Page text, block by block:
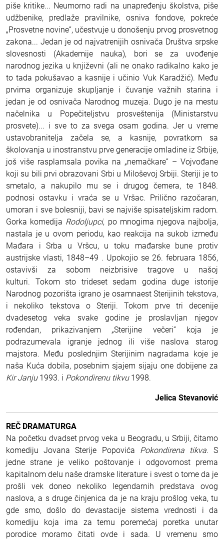
piše kritike... Neumorno radi na unapređenju školstva, piše
udžbenike, predlaže pravilnike, osniva fondove, pokreće
„Prosvetne novine”, učestvuje u donošenju prvog prosvetnog
zakona... Jedan je od najvatrenijih osnivača Društva srpske
slovesnosti (Akademije nauka), bori se za uvođenje
narodnog jezika u književni (ali ne onako radikalno kako je
to tada pokušavao a kasnije i učinio Vuk Karadžić). Među
prvima organizuje skupljanje i čuvanje važnih starina i
jedan je od osnivača Narodnog muzeja. Dugo je na mestu
načelnika u Popečiteljstvu prosveštenija (Ministarstvu
prosvete)... i sve to za svega osam godina. Jer u vreme
ustavobranitelja začela se, a kasnije, povratkom sa
školovanja u inostranstvu prve generacije omladine iz Srbije,
još više rasplamsala povika na „nemačkare” – Vojvođane
koji su bili prvi obrazovani Srbi u Miloševoj Srbiji. Steriji je to
smetalo, a nakupilo mu se i drugog čemera, te 1848.
podnosi ostavku i vraća se u Vršac. Prilično razočaran,
umoran i sve bolesniji, bavi se najviše spisateljskim radom.
Gorka komedija Rodoljupci, po mnogima njegova najbolja,
nastala je u ovom periodu, kao reakcija na sukob između
Mađara i Srba u Vršcu, u toku mađarske bune protiv
austrijske vlasti, 1848–49 . Upokojio se 26. februara 1856,
ostavivši za sobom neizbrisive tragove u našoj
kulturi. Tokom sto trideset sedam godina duge istorije
Narodnog pozorišta igrano je osamnaest Sterijinih tekstova,
i nekoliko tekstova o Steriji. Tokom prve tri decenije
dvadesetog veka svake godine je proslavljan njegov
rođendan, prikazivanjem „Sterijine večeri” koja je
podrazumevala igranje jednog ili više naslova starog
majstora. Među poslednjim Sterijinim nagradama koje je
naša Kuća dobila, posebnim sjajem sijaju one dobijene za
Kir Janju1993. i Pokondirenu tikvu1998.
Jelica Stevanović
REČ DRAMATURGA
Na početku dvadset prvog veka u Beogradu, u Srbiji, čitamo
komediju Jovana Sterije Popovića Pokondirena tikva. S
jedne strane je veliko poštovanje i odgovornost prema
kapitalnom delu naše dramske literature i svest o tome da je
prošli vek doneo nekoliko legendarnih predstava ovog
naslova, a s druge činjenica da je na kraju prošlog veka, tu
gde smo, došlo do devastacije sistema vrednosti i da
komediju koja ima za temu poremećaj poretka unutar
porodice moramo čitati ovde i sada. U vremenu smo